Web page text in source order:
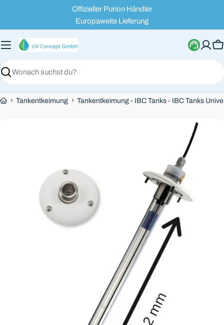
springen
Offizieller Purion Händler
Europaweite Lieferung
Suchen
› Tankentkeimung › Tankentkeimung - IBC Tanks - IBC Tanks
Sie das Medium 0 im Modalformat